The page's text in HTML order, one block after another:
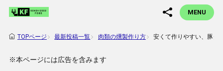
MENU
TOPページ 最新投稿一覧 肉類の燻製作り方 安くて作りやすい、豚タ
※本ページには広告を含みます